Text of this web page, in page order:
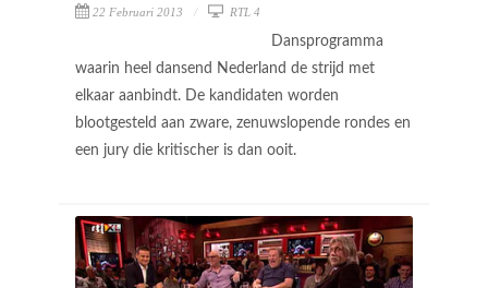
22 Februari 2013 RTL 4
Dansprogramma
waarin heel dansend Nederland de strijd met
elkaar aanbindt. De kandidaten worden
blootgesteld aan zware, zenuwslopende rondes en
een jury die kritischer is dan ooit.